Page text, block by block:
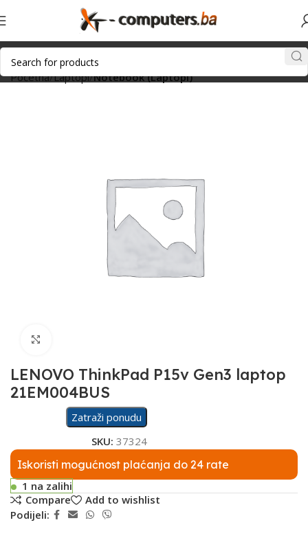
Početna Laptopi Notebook (Laptopi)
LENOVO ThinkPad P15v Gen3 laptop
21EM004BUS
Zatraži ponudu
SKU: 37324
Iskoristi mogućnost plaćanja do 24 rate
1 na zalihi
Compare
Add to wishlist
Podijeli: